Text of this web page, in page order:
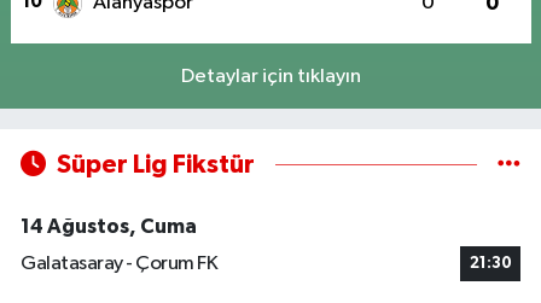
Detaylar için tıklayın
Süper Lig Fikstür
14 Ağustos, Cuma
Galatasaray - Çorum FK
21:30